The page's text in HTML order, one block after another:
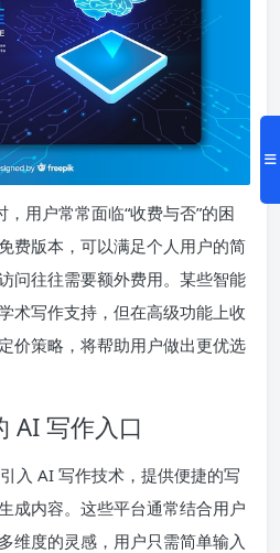
用户常常面临“收费与否”的困
费版本，可以满足个人用户的简
问往往需要额外费用。某些智能
术写作支持，但在高级功能上收
价策略，将帮助用户做出更优选
AI 写作入口
入 AI 写作技术，提供便捷的写
成内容。这些平台通常结合用户
维度的灵感，用户只需简单输入